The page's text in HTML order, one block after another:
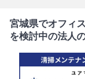
宮城県でオフィ
を検討中の法人